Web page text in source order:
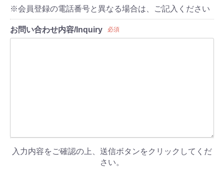
※会員登録の電話番号と異なる場合は、ご記入ください
お問い合わせ内容/Inquiry 必須
入力内容をご確認の上、送信ボタンをクリックしてくだ
さい。